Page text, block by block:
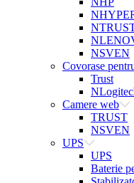
NSVEN
Covorase
Trust
Camere web
TRUST
NSVEN
UPS
UPS
Baterie